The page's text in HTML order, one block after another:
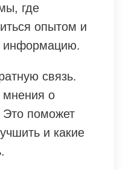
где
опытом и
информацию.
связь.
мнения о
Это поможет
и какие